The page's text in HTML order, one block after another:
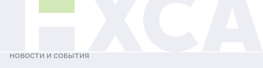
НОВОСТИ И СОБЫТИЯ